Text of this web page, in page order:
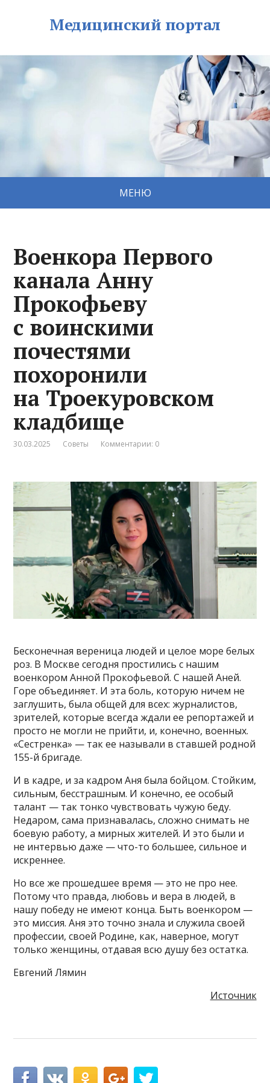
Медицинский портал
МЕНЮ
Военкора Первого
канала Анну
Прокофьеву
с воинскими
почестями
похоронили
на Троекуровском
кладбище
30.03.2025 Советы Комментарии: 0
Бесконечная вереница людей и целое море белых
роз. В Москве сегодня простились с нашим
военкором Анной Прокофьевой. С нашей Аней.
Горе объединяет. И эта боль, которую ничем не
заглушить, была общей для всех: журналистов,
зрителей, которые всегда ждали ее репортажей и
просто не могли не прийти, и, конечно, военных.
«Сестренка» — так ее называли в ставшей родной
155-й бригаде.
И в кадре, и за кадром Аня была бойцом. Стойким,
сильным, бесстрашным. И конечно, ее особый
талант — так тонко чувствовать чужую беду.
Недаром, сама признавалась, сложно снимать не
боевую работу, а мирных жителей. И это были и
не интервью даже — что-то большее, сильное и
искреннее.
Но все же прошедшее время — это не про нее.
Потому что правда, любовь и вера в людей, в
нашу победу не имеют конца. Быть военкором —
это миссия. Аня это точно знала и служила своей
профессии, своей Родине, как, наверное, могут
только женщины, отдавая всю душу без остатка.
Евгений Лямин
Источник